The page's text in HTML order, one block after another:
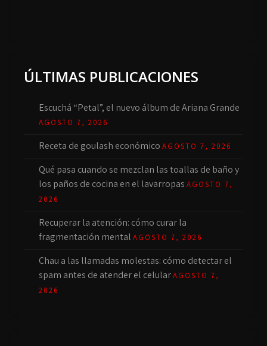
ÚLTIMAS PUBLICACIONES
Escuchá “Petal”, el nuevo álbum de Ariana Grande
AGOSTO 7, 2026
Receta de goulash económico AGOSTO 7, 2026
Qué pasa cuando se mezclan las toallas de baño y
los paños de cocina en el lavarropas AGOSTO 7,
2026
Recuperar la atención: cómo curar la
fragmentación mental AGOSTO 7, 2026
Chau a las llamadas molestas: cómo detectar el
spam antes de atender el celularAGOSTO 7,
2026